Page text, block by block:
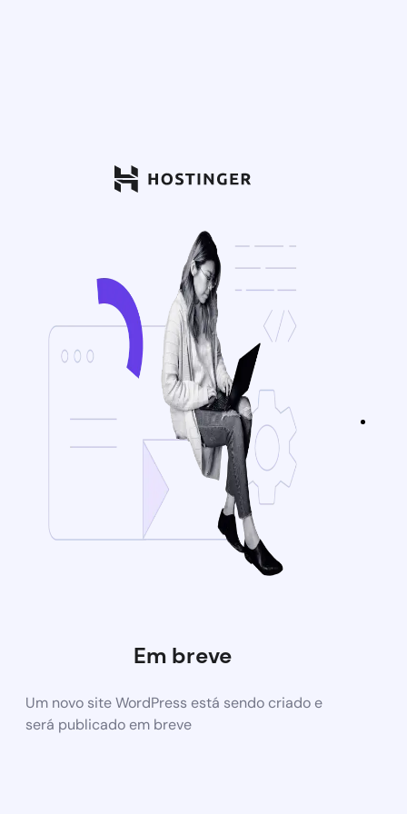
Em breve
Um novo site WordPress está sendo criado e
será publicado em breve